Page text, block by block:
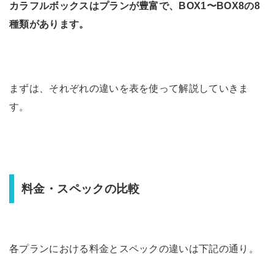
カラフルボックスはプランが豊富で、BOX1〜BOX8の8
種類があります。
まずは、それぞれの違いを表を使って解説していきま
す。
料金・スペックの比較
各プランにおける料金とスペックの違いは下記の通り。